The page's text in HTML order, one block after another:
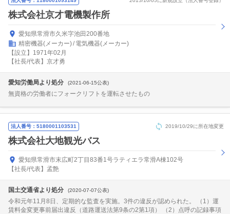
株式会社京才電機製作所
愛知県常滑市久米字池田200番地
精密機器(メーカー) 電気機器(メーカー)
【設立】1971年02月
【社長/代表】京才勇
愛知労働局より処分 (2021-06-15公表)
無資格の労働者にフォークリフトを運転させたもの
法人番号：5180001103531 2019/10/29に所在地変更
株式会社大地観光バス
愛知県常滑市末広町2丁目83番1号ラティエラ常滑A棟102号
【社長/代表】孟艶
国土交通省より処分 (2020-07-07公表)
令和元年11月8日、定期的な監査を実施。3件の違反が認められた。 （1）運
賃料金変更事前届出違反（道路運送法第9条の2第1項） （2）点呼の記録事項